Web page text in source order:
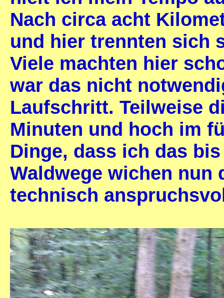
Nach circa acht
und hier trennten sich
Viele machten hier
war das nicht
Laufschritt. Teilweise
Minuten und hoch im
Dinge, dass ich das
Waldwege wichen nun
technisch